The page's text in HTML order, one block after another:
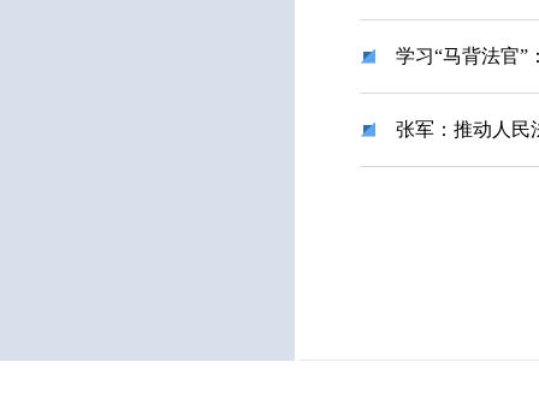
学习“马背法官”
张军：推动人民